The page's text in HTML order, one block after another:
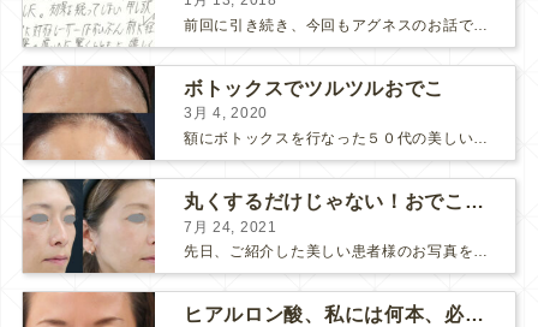
ボトックスでツルツルおでこ
3月 4, 2020
額にボトックスを行なった５０代の美しい女性です。 エイジングとともに横ジワが目立つようになって、 キメが乱れてツヤが無くなってきます。 ボトックスを額に注射すると 横ジワが目立たなくな...
丸くするだけじゃない！おでこのヒアルロン酸注射
7月 24, 2021
先日、ご紹介した美しい患者様のお写真を使わせていただいて、おでこのヒアルロン酸注射について説明します。 （≫ 写真の患者様の経過はこちら『２年間で若返って綺麗になられた患者様』） なぜおでこに...
ヒアルロン酸、私には何本、必要ですか？